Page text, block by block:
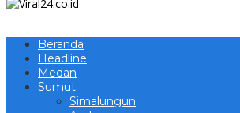
Beranda
Headline
Medan
Sumut
Simalungun